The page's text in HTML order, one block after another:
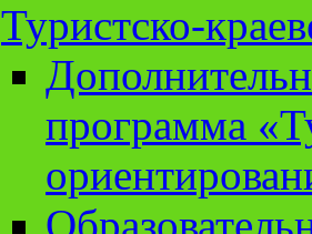
Туристско-
программа